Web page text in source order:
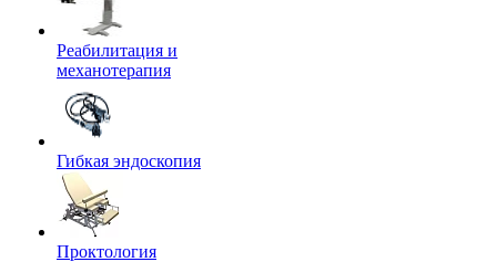
Реабилитация и
механотерапия
Гибкая эндоскопия
Проктология